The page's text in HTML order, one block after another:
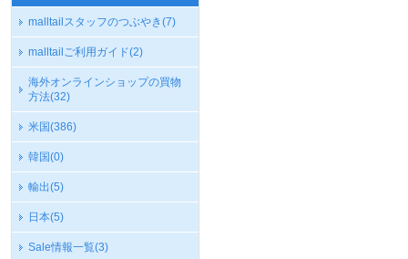
malltailスタッフのつぶやき(7)
malltailご利用ガイド(2)
海外オンラインショップの買物
方法(32)
米国(386)
韓国(0)
輸出(5)
日本(5)
Sale情報一覧(3)